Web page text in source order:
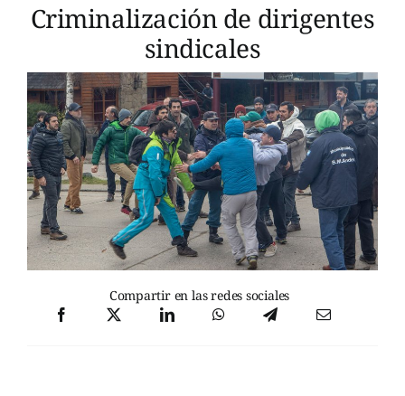
Criminalización de dirigentes
sindicales
Compartir en las redes sociales